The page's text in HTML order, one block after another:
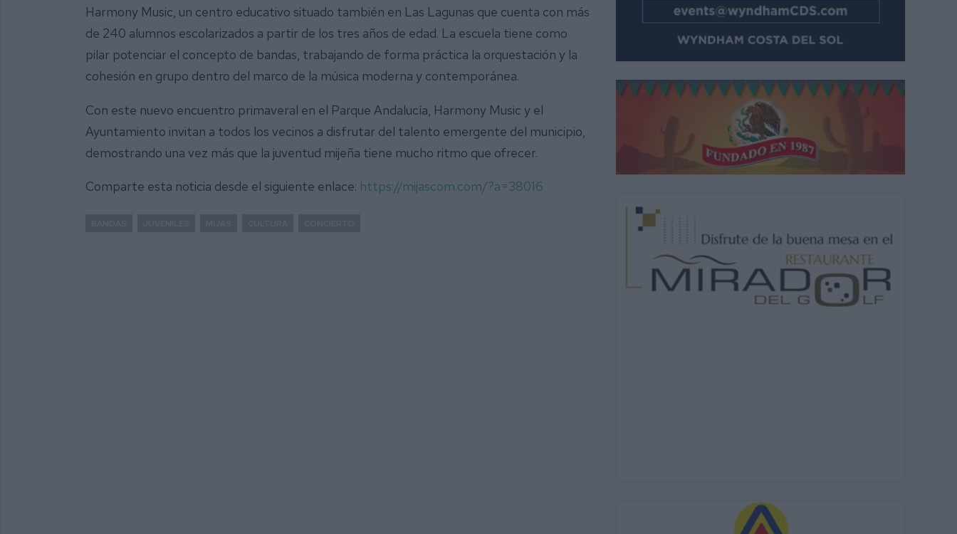
Harmony Music, un centro educativo situado también en Las Lagunas que cuenta con más
de 240 alumnos escolarizados a partir de los tres años de edad. La escuela tiene como
pilar potenciar el concepto de bandas, trabajando de forma práctica la orquestación y la
cohesión en grupo dentro del marco de la música moderna y contemporánea.
Con este nuevo encuentro primaveral en el Parque Andalucía, Harmony Music y el
Ayuntamiento invitan a todos los vecinos a disfrutar del talento emergente del municipio,
demostrando una vez más que la juventud mijeña tiene mucho ritmo que ofrecer.
Comparte esta noticia desde el siguiente enlace: https://mijascom.com/?a=38016